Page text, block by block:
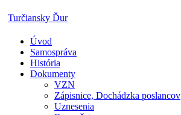
Skip
to
content
Turčiansky Ďur
Oficiálne
stránky
obce
Turčiansky
Úvod
Samospráva
História
Dokumenty
VZN
Zápisnice, Dochádzka poslancov
Uznesenia